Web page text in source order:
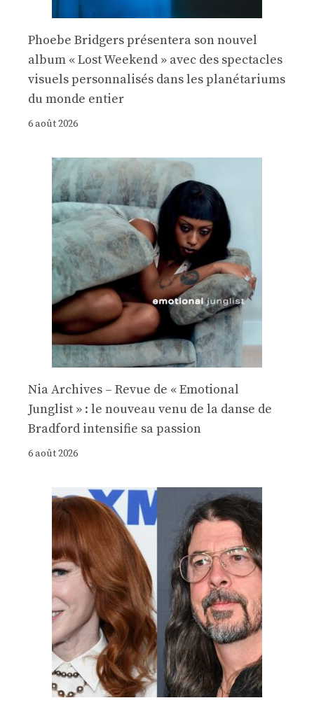
Phoebe Bridgers présentera son nouvel
album « Lost Weekend » avec des spectacles
visuels personnalisés dans les planétariums
du monde entier
6 août 2026
Nia Archives – Revue de « Emotional
Junglist » : le nouveau venu de la danse de
Bradford intensifie sa passion
6 août 2026